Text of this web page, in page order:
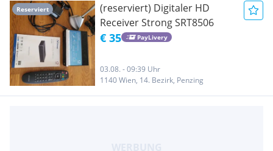
Reserviert
(reserviert) Digitaler HD
Receiver Strong SRT8506
€ 35 PayLivery
03.08. - 09:39 Uhr
1140 Wien, 14. Bezirk, Penzing